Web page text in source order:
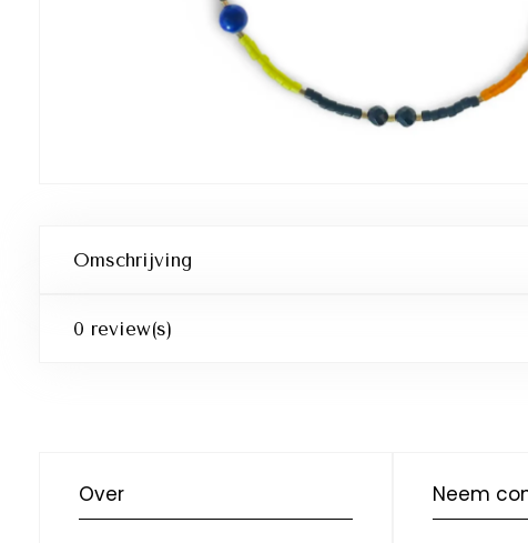
Omschrijving
0 review(s)
Over Neem